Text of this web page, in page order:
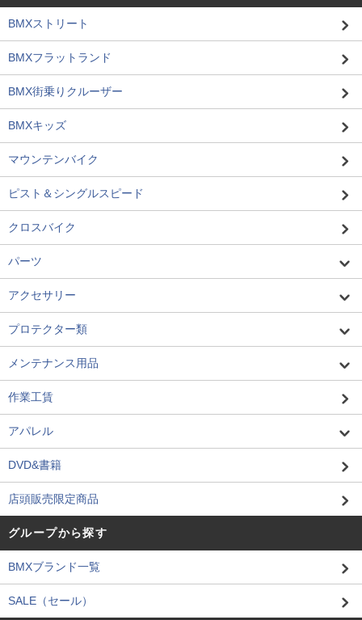
BMXストリート
BMXフラットランド
BMX街乗りクルーザー
BMXキッズ
マウンテンバイク
ピスト＆シングルスピード
クロスバイク
パーツ
アクセサリー
プロテクター類
メンテナンス用品
作業工賃
アパレル
DVD&書籍
店頭販売限定商品
グループから探す
BMXブランド一覧
SALE（セール）